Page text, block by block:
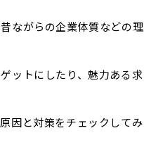
ながらの企業体質などの理
ットにしたり、魅力ある求
因と対策をチェックしてみ